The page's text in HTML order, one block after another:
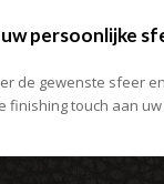
persoonlijke
de gewenste sfeer
finishing touch aan uw